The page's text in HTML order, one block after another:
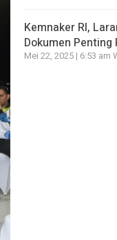
Kemnaker RI,
Dokumen Penting
Mei 22, 2025 | 6:53 am